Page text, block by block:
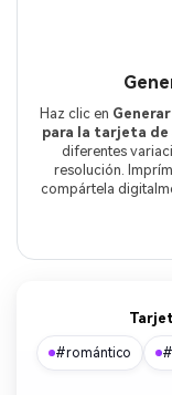
Haz clic en Generar
para la tarjeta de
diferentes
resolución.
compártela
#romántico